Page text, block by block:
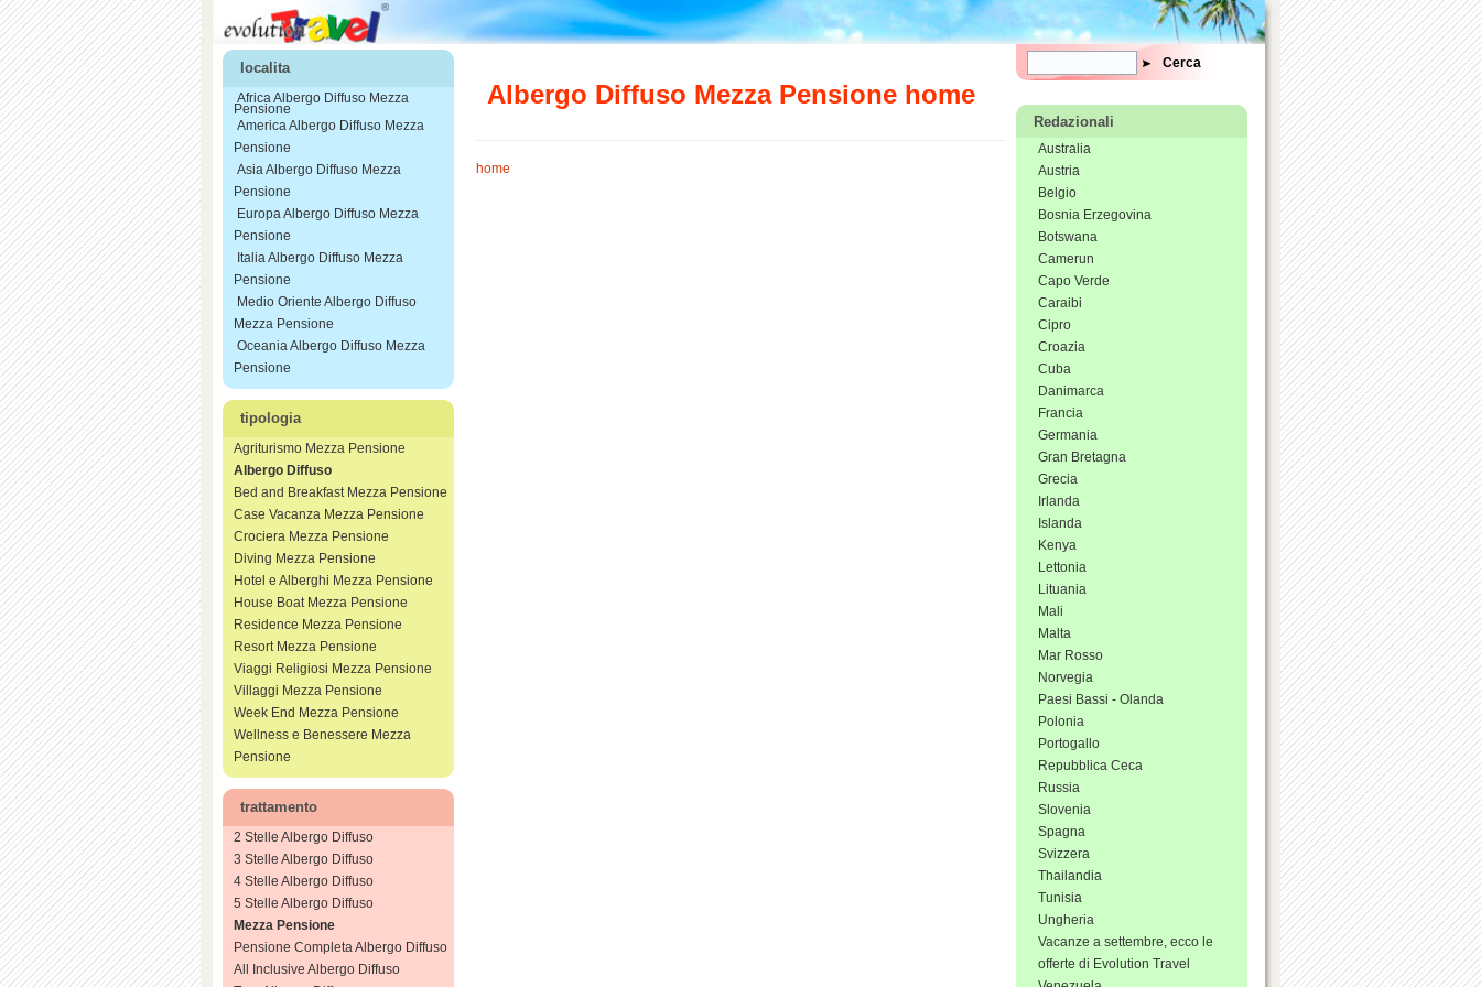
localita
Africa Albergo Diffuso Mezza
Pensione
America Albergo Diffuso Mezza
Pensione
Asia Albergo Diffuso Mezza
Pensione
Europa Albergo Diffuso Mezza
Pensione
Italia Albergo Diffuso Mezza
Pensione
Medio Oriente Albergo Diffuso
Mezza Pensione
Oceania Albergo Diffuso Mezza
Pensione
tipologia
Agriturismo Mezza Pensione
Albergo Diffuso
Bed and Breakfast Mezza Pensione
Case Vacanza Mezza Pensione
Crociera Mezza Pensione
Diving Mezza Pensione
Hotel e Alberghi Mezza Pensione
House Boat Mezza Pensione
Residence Mezza Pensione
Resort Mezza Pensione
Viaggi Religiosi Mezza Pensione
Villaggi Mezza Pensione
Week End Mezza Pensione
Wellness e Benessere Mezza
Pensione
trattamento
2 Stelle Albergo Diffuso
3 Stelle Albergo Diffuso
4 Stelle Albergo Diffuso
5 Stelle Albergo Diffuso
Mezza Pensione
Pensione Completa Albergo Diffuso
All Inclusive Albergo Diffuso
Form di ricerca
Cerca
Albergo Diffuso Mezza Pensione home
home
Redazionali
Australia
Austria
Belgio
Bosnia Erzegovina
Botswana
Camerun
Capo Verde
Caraibi
Cipro
Croazia
Cuba
Danimarca
Francia
Germania
Gran Bretagna
Grecia
Irlanda
Islanda
Kenya
Lettonia
Lituania
Mali
Malta
Mar Rosso
Norvegia
Paesi Bassi - Olanda
Polonia
Portogallo
Repubblica Ceca
Russia
Slovenia
Spagna
Svizzera
Thailandia
Tunisia
Ungheria
Vacanze a settembre, ecco le
offerte di Evolution Travel